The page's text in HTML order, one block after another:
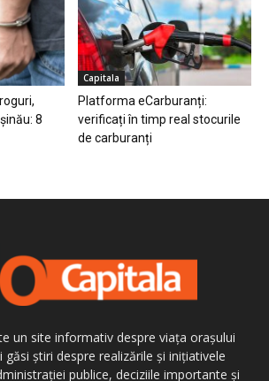
8
Capitala
Platforma eCarburanți:
verificați în timp real stocurile
de carburanți
un site informativ despre viața orașului
găsi știri despre realizările și inițiativele
publice, deciziile importante și